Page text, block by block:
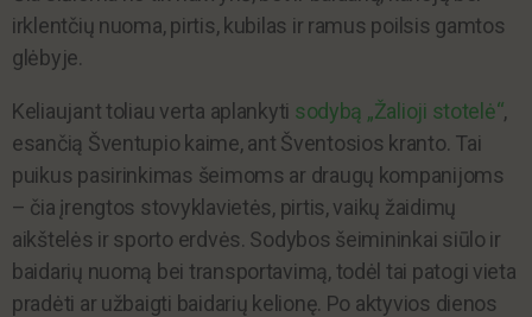
irklentčių nuoma, pirtis, kubilas ir ramus poilsis gamtos
glėbyje.
Keliaujant toliau verta aplankyti sodybą „Žalioji stotelė“,
esančią Šventupio kaime, ant Šventosios kranto. Tai
puikus pasirinkimas šeimoms ar draugų kompanijoms
– čia įrengtos stovyklavietės, pirtis, vaikų žaidimų
aikštelės ir sporto erdvės. Sodybos šeimininkai siūlo ir
baidarių nuomą bei transportavimą, todėl tai patogi vieta
pradėti ar užbaigti baidarių kelionę. Po aktyvios dienos